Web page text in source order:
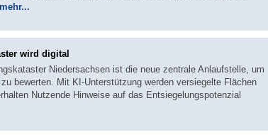
mehr...
wird digital
Niedersachsen ist die neue zentrale Anlaufstelle, um
bewerten. Mit KI-Unterstützung werden versiegelte Flächen
Nutzende Hinweise auf das Entsiegelungspotenzial